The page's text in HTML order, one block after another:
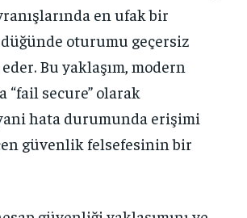
en ufak bir
oturumu geçersiz
Bu yaklaşım, modern
“fail secure” olarak
hata durumunda erişimi
güvenlik felsefesinin bir